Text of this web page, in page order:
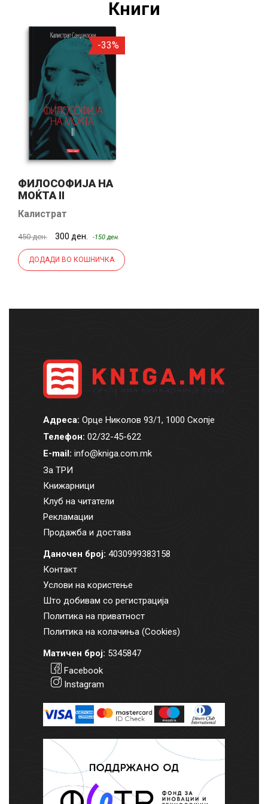
Книги
-33%
ФИЛОСОФИЈА НА
МОЌТА II
Калистрат
450 ден. 300 ден. -150 ден.
ДОДАДИ ВО КОШНИЧКА
Адреса: Орце Николов 93/1, 1000 Скопје
Телефон: 02/32-45-622
E-mail: info@kniga.com.mk
За ТРИ
Книжарници
Клуб на читатели
Рекламации
Продажба и достава
Даночен број: 4030999383158
Контакт
Услови на користење
Што добивам со регистрација
Политика на приватност
Политика на колачиња (Cookies)
Матичен број: 5345847
Facebook
Instagram